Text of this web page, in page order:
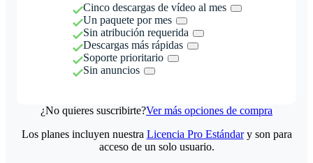
Cinco descargas de vídeo al mes
Un paquete por mes
Sin atribución requerida
Descargas más rápidas
Soporte prioritario
Sin anuncios
¿No quieres suscribirte?Ver más opciones de compra
Los planes incluyen nuestra Licencia Pro Estándary son para
acceso de un solo usuario.